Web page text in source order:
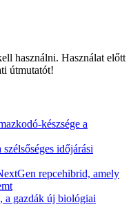
használni. Használat előtt
útmutatót!
készsége a
időjárási
repcehibrid, amely
a gazdák új biológiai